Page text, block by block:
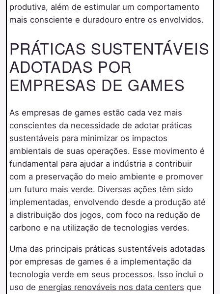
produtiva, além de estimular um comportamento
mais consciente e duradouro entre os envolvidos.
PRÁTICAS SUSTENTÁVEIS
ADOTADAS POR
EMPRESAS DE GAMES
As empresas de games estão cada vez mais
conscientes da necessidade de adotar práticas
sustentáveis para minimizar os impactos
ambientais de suas operações. Esse movimento é
fundamental para ajudar a indústria a contribuir
com a preservação do meio ambiente e promover
um futuro mais verde. Diversas ações têm sido
implementadas, envolvendo desde a produção até
a distribuição dos jogos, com foco na redução de
carbono e na utilização de tecnologias verdes.
Uma das principais práticas sustentáveis adotadas
por empresas de games é a implementação da
tecnologia verde em seus processos. Isso inclui o
uso de energias renováveis nos data centers que